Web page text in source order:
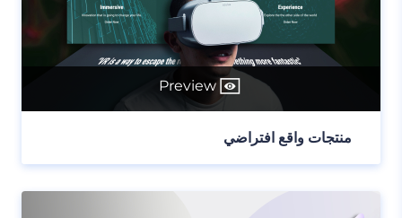
Preview
منتجات واقع افتراضي